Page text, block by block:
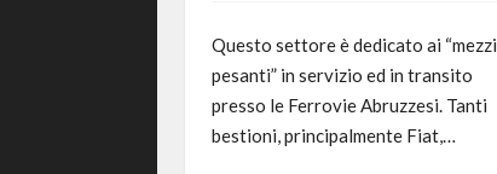
Questo settore è dedicato ai “mezzi
pesanti” in servizio ed in transito
presso le Ferrovie Abruzzesi. Tanti
bestioni, principalmente Fiat,…